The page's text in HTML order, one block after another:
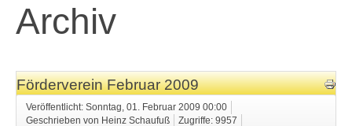
Archiv
Förderverein Februar 2009
Veröffentlicht: Sonntag, 01. Februar 2009 00:00
Geschrieben von Heinz Schaufuß
Zugriffe: 9957